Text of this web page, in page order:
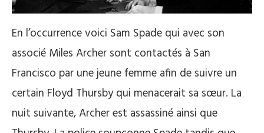
En l’occurrence voici Sam Spade qui avec son
associé Miles Archer sont contactés à San
Francisco par une jeune femme afin de suivre un
certain Floyd Thursby qui menacerait sa sœur. La
nuit suivante, Archer est assassiné ainsi que